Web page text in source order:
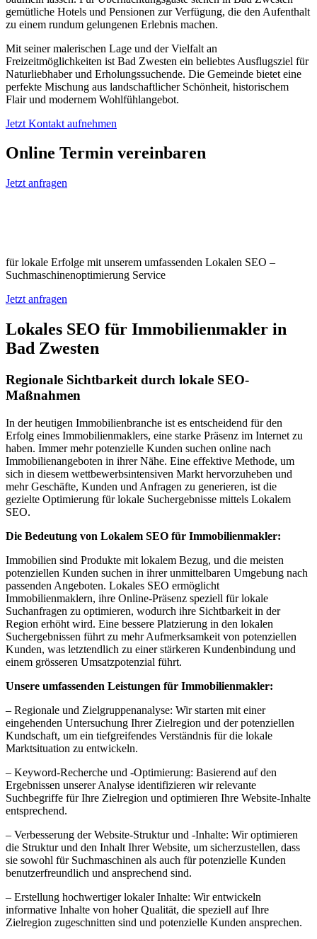
gemütliche Hotels und Pensionen zur Verfügung, die den Aufenthalt
zu einem rundum gelungenen Erlebnis machen.
Mit seiner malerischen Lage und der Vielfalt an
Freizeitmöglichkeiten ist Bad Zwesten ein beliebtes Ausflugsziel für
Naturliebhaber und Erholungssuchende. Die Gemeinde bietet eine
perfekte Mischung aus landschaftlicher Schönheit, historischem
Flair und modernem Wohlfühlangebot.
Jetzt Kontakt aufnehmen
Online Termin vereinbaren
Jetzt anfragen
für lokale Erfolge mit unserem umfassenden Lokalen SEO –
Suchmaschinenoptimierung Service
Jetzt anfragen
Lokales SEO für Immobilienmakler in
Bad Zwesten
Regionale Sichtbarkeit durch lokale SEO-
Maßnahmen
In der heutigen Immobilienbranche ist es entscheidend für den
Erfolg eines Immobilienmaklers, eine starke Präsenz im Internet zu
haben. Immer mehr potenzielle Kunden suchen online nach
Immobilienangeboten in ihrer Nähe. Eine effektive Methode, um
sich in diesem wettbewerbsintensiven Markt hervorzuheben und
mehr Geschäfte, Kunden und Anfragen zu generieren, ist die
gezielte Optimierung für lokale Suchergebnisse mittels Lokalem
SEO.
Die Bedeutung von Lokalem SEO für Immobilienmakler:
Immobilien sind Produkte mit lokalem Bezug, und die meisten
potenziellen Kunden suchen in ihrer unmittelbaren Umgebung nach
passenden Angeboten. Lokales SEO ermöglicht
Immobilienmaklern, ihre Online-Präsenz speziell für lokale
Suchanfragen zu optimieren, wodurch ihre Sichtbarkeit in der
Region erhöht wird. Eine bessere Platzierung in den lokalen
Suchergebnissen führt zu mehr Aufmerksamkeit von potenziellen
Kunden, was letztendlich zu einer stärkeren Kundenbindung und
einem grösseren Umsatzpotenzial führt.
Unsere umfassenden Leistungen für Immobilienmakler:
– Regionale und Zielgruppenanalyse: Wir starten mit einer
eingehenden Untersuchung Ihrer Zielregion und der potenziellen
Kundschaft, um ein tiefgreifendes Verständnis für die lokale
Marktsituation zu entwickeln.
– Keyword-Recherche und -Optimierung: Basierend auf den
Ergebnissen unserer Analyse identifizieren wir relevante
Suchbegriffe für Ihre Zielregion und optimieren Ihre Website-Inhalte
entsprechend.
– Verbesserung der Website-Struktur und -Inhalte: Wir optimieren
die Struktur und den Inhalt Ihrer Website, um sicherzustellen, dass
sie sowohl für Suchmaschinen als auch für potenzielle Kunden
benutzerfreundlich und ansprechend sind.
– Erstellung hochwertiger lokaler Inhalte: Wir entwickeln
informative Inhalte von hoher Qualität, die speziell auf Ihre
Zielregion zugeschnitten sind und potenzielle Kunden ansprechen.